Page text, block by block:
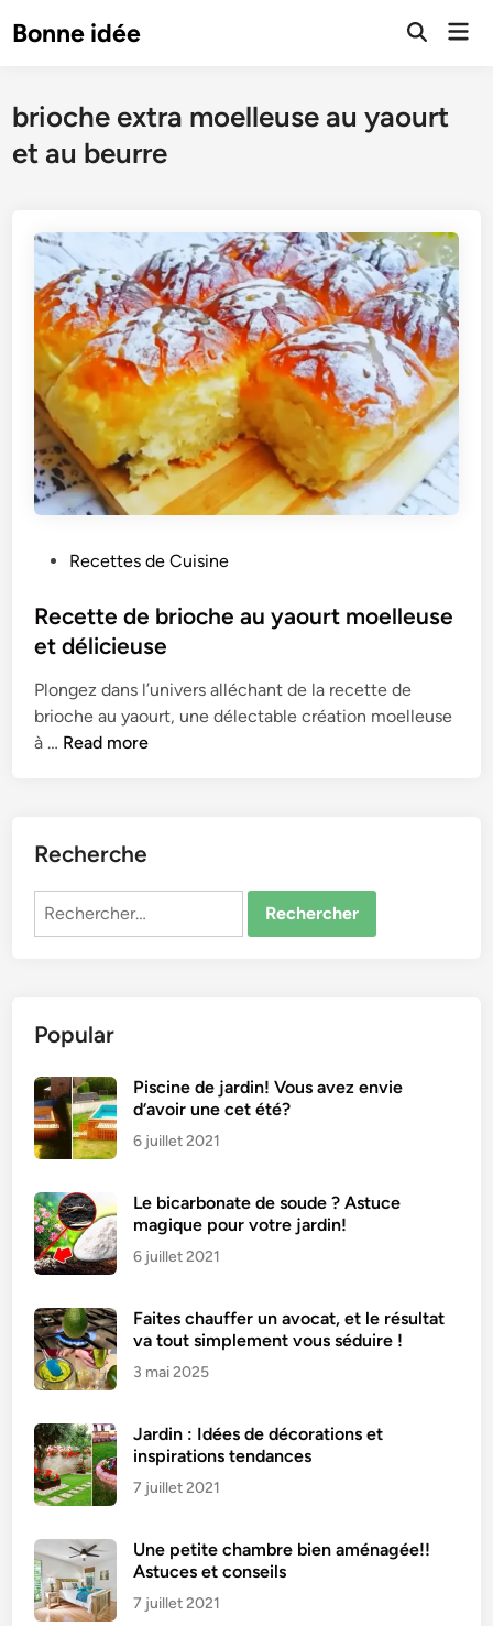
toBonne idée
Open
brioche extra moelleuse au yaourt
et au beurre
s
t
d
i
n
Recettes de Cuisine
Recette de brioche au yaourt moelleuse
et délicieuse
Plongez dans l’univers alléchant de la recette de
brioche au yaourt, une délectable création moelleuse
à … R
t
d
i
c
h
e
a
u
y
a
o
r
t
m
e
l
l
e
u
s
e
e
Read more
Recherche
Rechercher :
Popular
Piscine de jardin! Vous avez envie
d’avoir une cet été?
6 juillet 2021
Le bicarbonate de soude ? Astuce
magique pour votre jardin!
6 juillet 2021
Faites chauffer un avocat, et le résultat
va tout simplement vous séduire !
3 mai 2025
Jardin : Idées de décorations et
inspirations tendances
7 juillet 2021
Une petite chambre bien aménagée!!
Astuces et conseils
7 juillet 2021